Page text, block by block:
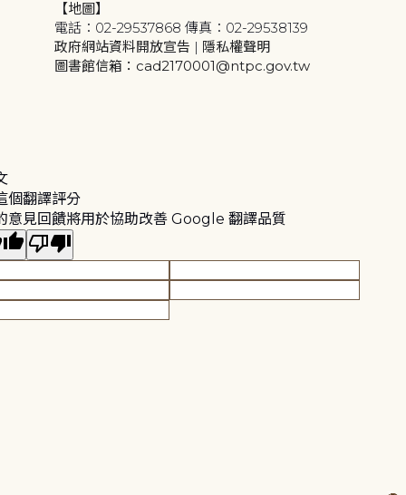
【地圖】
電話：02-29537868 傳真：02-29538139
政府網站資料開放宣告 | 隱私權聲明
圖書館信箱：cad2170001@ntpc.gov.tw
個翻譯評分
意見回饋將用於協助改善 Google 翻譯品質